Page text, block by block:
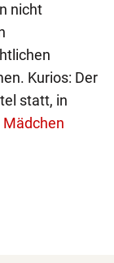
nicht
Kurios: Der
statt, in
Mädchen